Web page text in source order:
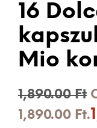
16
Mio
1,890.00Ft
1,890.00 Ft.